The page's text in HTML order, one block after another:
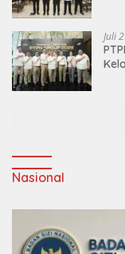
Juli
Nasional